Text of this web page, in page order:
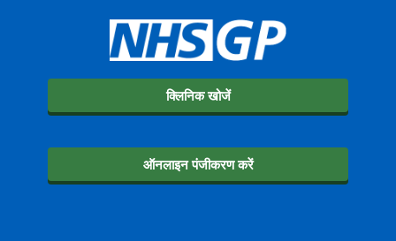
क्लिनिक खोजें
ऑनलाइन पंजीकरण करें